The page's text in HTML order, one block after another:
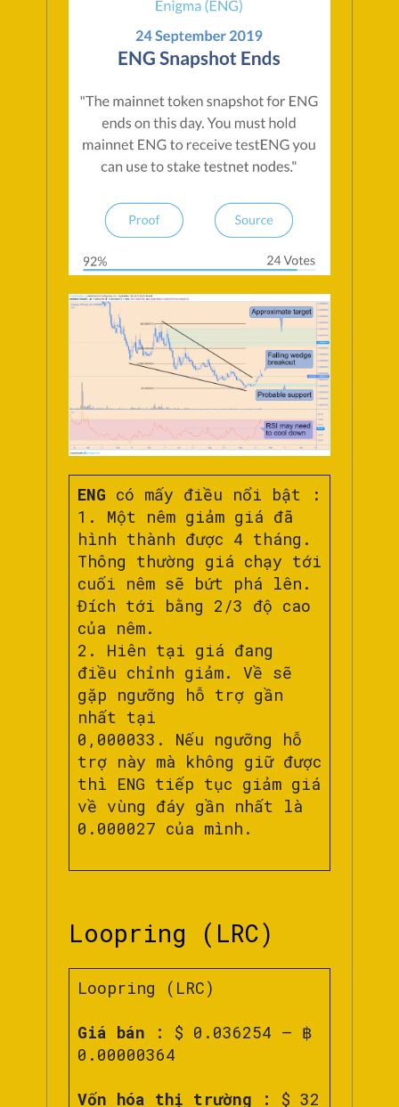
ENG có mấy điều nổi bật :
1. Một nêm giảm giá đã
hình thành được 4 tháng.
Thông thường giá chạy tới
cuối nêm sẽ bứt phá lên.
Đích tới bằng 2/3 độ cao
của nêm.
2. Hiên tại giá đang
điều chỉnh giảm. Về sẽ
gặp ngưỡng hỗ trợ gần
nhất tại
0,000033. Nếu ngưỡng hỗ
trợ này mà không giữ được
thì ENG tiếp tục giảm giá
về vùng đáy gần nhất là
0.000027 của mình.
Loopring (LRC)
Loopring (LRC)
Giá bán : $ 0.036254 – ฿
0.00000364
Vốn hóa thị trường : $ 32